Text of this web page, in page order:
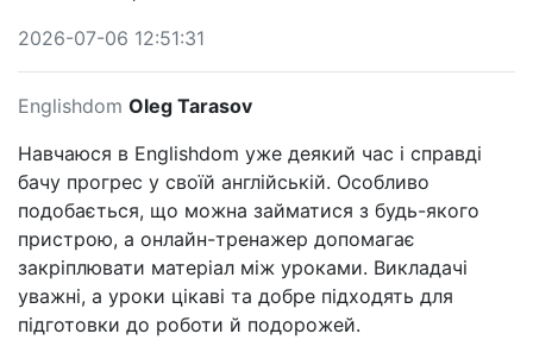
2026-07-06 12:51:31
Englishdom Oleg Tarasov
Навчаюся в Englishdom уже деякий час і справді
бачу прогрес у своїй англійській. Особливо
подобається, що можна займатися з будь-якого
пристрою, а онлайн-тренажер допомагає
закріплювати матеріал між уроками. Викладачі
уважні, а уроки цікаві та добре підходять для
підготовки до роботи й подорожей.